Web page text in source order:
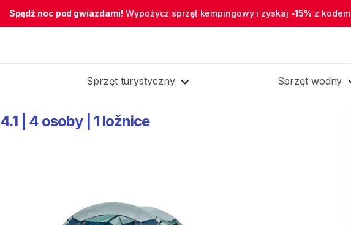
Spędź noc pod gwiazdami! Wypożycz sprzęt kempingowy i zyskaj -15% z kodem
Sprzęt turystyczny Sprzęt wodny
4.1 4 osoby 1 ložnice